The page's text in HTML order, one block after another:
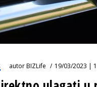
autorBIZLife 19/03/2023 |